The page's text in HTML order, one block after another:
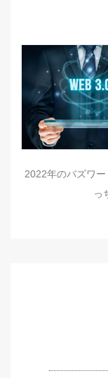
2022年のバズワ
っ